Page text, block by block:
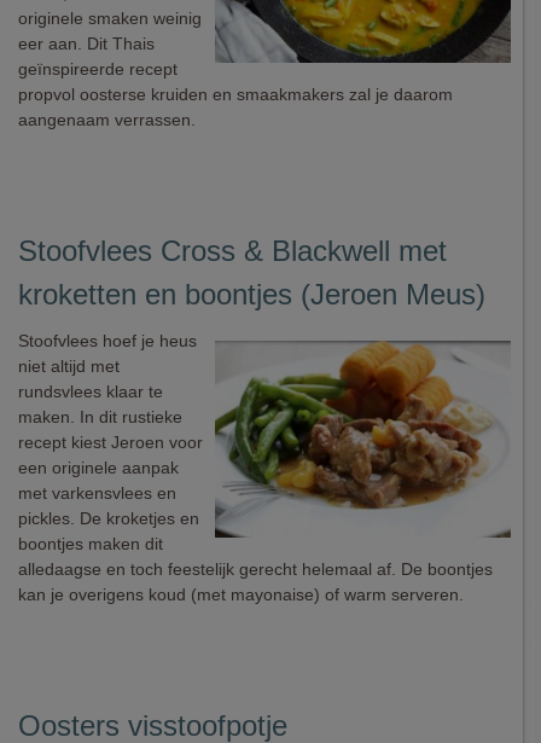
originele smaken weinig
eer aan. Dit Thais
geïnspireerde recept
propvol oosterse kruiden en smaakmakers zal je daarom
aangenaam verrassen.
Stoofvlees Cross & Blackwell met
kroketten en boontjes (Jeroen Meus)
Stoofvlees hoef je heus
niet altijd met
rundsvlees klaar te
maken. In dit rustieke
recept kiest Jeroen voor
een originele aanpak
met varkensvlees en
pickles. De kroketjes en
boontjes maken dit
alledaagse en toch feestelijk gerecht helemaal af. De boontjes
kan je overigens koud (met mayonaise) of warm serveren.
Oosters visstoofpotje